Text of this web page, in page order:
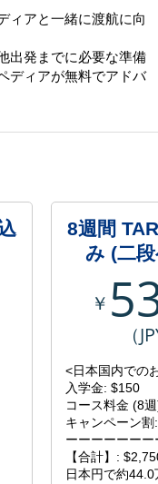
ィアと一緒に渡航に向
出発までに必要な準備
ディアが無料でアドバ
8週間
み (二
￥
（
<日本国内での
入学金: $150
コース料金 (8
キャンペーン
ーーーーーー
【合計】:
日本円で約44.0